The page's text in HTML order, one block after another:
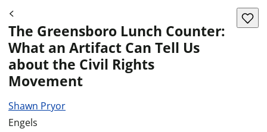
The Greensboro Lunch Counter:
What an Artifact Can Tell Us
about the Civil Rights
Movement
Shawn Pryor
Engels